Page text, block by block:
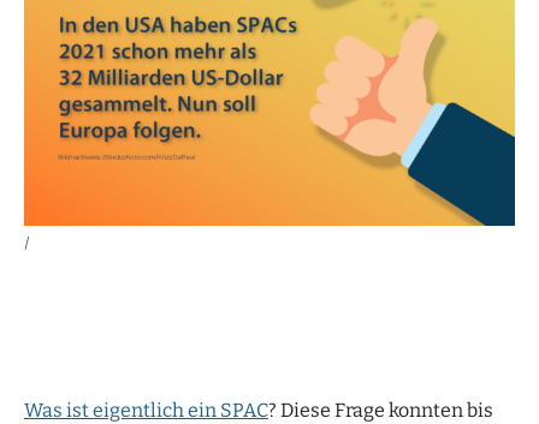
|
Was ist eigentlich ein SPAC? Diese Frage konnten bis